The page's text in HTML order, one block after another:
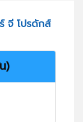
จี โปรดักส์
)